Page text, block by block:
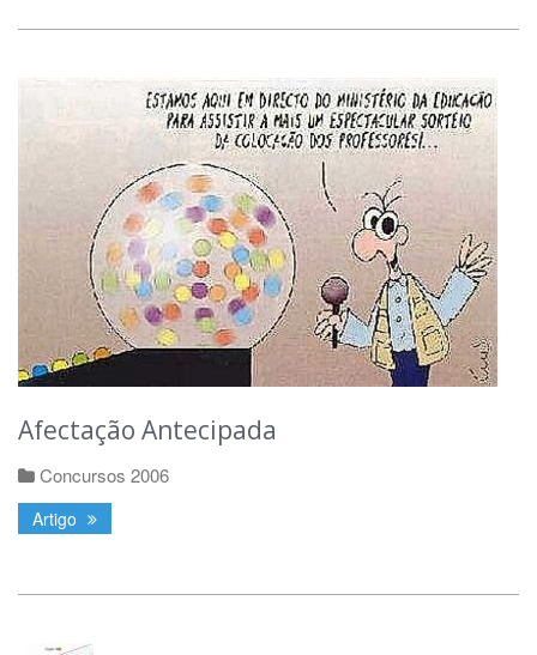
Afectação Antecipada
Concursos 2006
Artigo